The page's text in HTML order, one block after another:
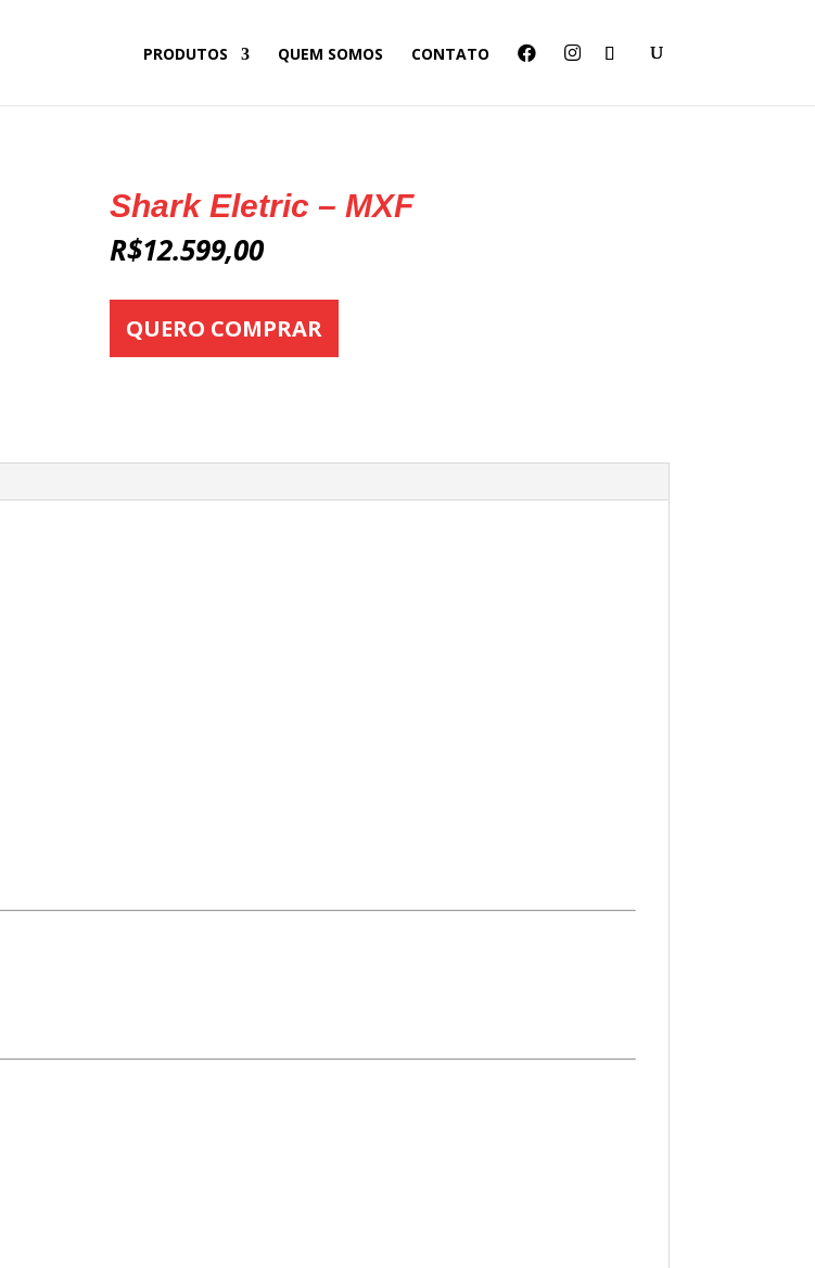
PRODUTOS QUEM SOMOS CONTATO
Shark Eletric – MXF
R$12.599,00
QUERO COMPRAR